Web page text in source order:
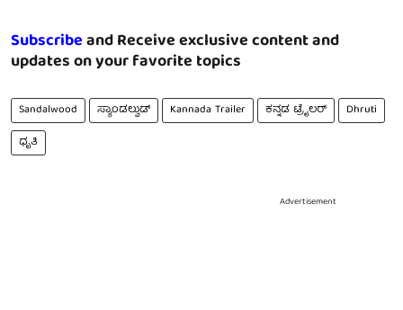
Subscribeand Receive exclusive content and
updates on your favorite topics
Sandalwood ಸ್ಯಾಂಡಲ್ವುಡ್ Kannada Trailer ಕನ್ನಡ ಟ್ರೈಲರ್
Dhruti
ಧೃತಿ
Advertisement